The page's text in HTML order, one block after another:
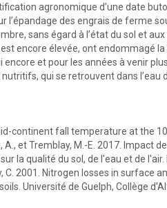
agronomique d’une date
l’épandage des engrais de ferme
sans égard à l’état du sol et
encore élevée, ont endommagé
encore et pour les années à venir
qui se retrouvent dans l’eau
continent fall temperature at the
A., et Tremblay, M.-E. 2017. Impact
la qualité du sol, de l'eau et de l'air.
C. 2001. Nitrogen losses in
Université de Guelph, Collège